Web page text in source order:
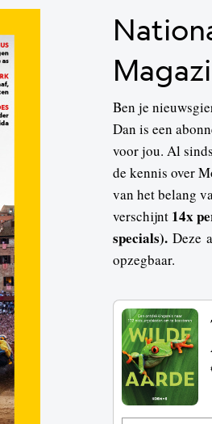
Ben je
Dan is een
voor jou. Al
de kennis over
van het belang
verschijnt 14x
specials). Deze
opzegbaar.